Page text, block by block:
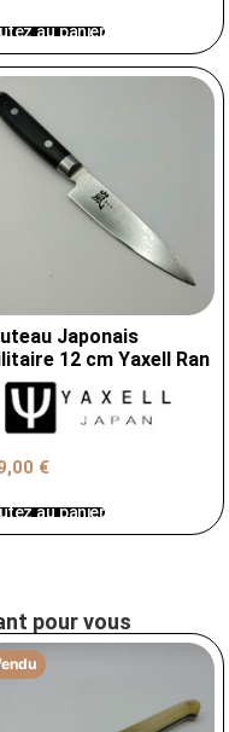
au panier
Japonais
12 cm Yaxell Ran
€
au panier
pour vous